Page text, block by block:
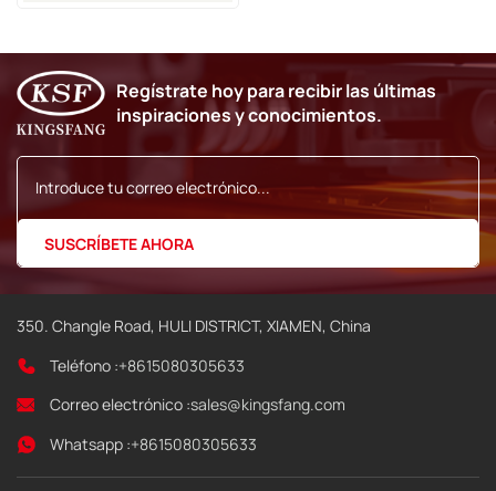
Regístrate hoy para recibir las últimas
inspiraciones y conocimientos.
350. Changle Road, HULI DISTRICT, XIAMEN, China
Teléfono :+8615080305633
Correo electrónico :sales@kingsfang.com
Whatsapp :+8615080305633